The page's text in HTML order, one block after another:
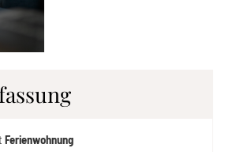
Ferienwohnung